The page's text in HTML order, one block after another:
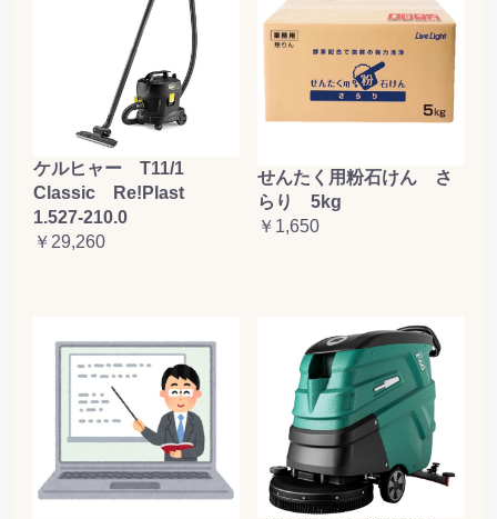
ケルヒャー T11/1
Classic Re!Plast
1.527-210.0
￥29,260
せんたく用粉石けん さ
らり 5kg
￥1,650